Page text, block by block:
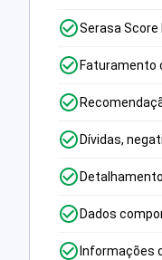
Serasa Score
Faturamento
Dívidas,
Dados
Informações